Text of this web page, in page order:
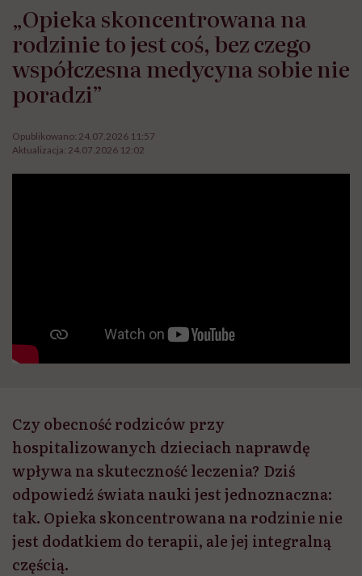
„Opieka skoncentrowana na
rodzinie to jest coś, bez czego
współczesna medycyna sobie nie
poradzi”
Opublikowano: 24.07.2026 11:57
Aktualizacja: 24.07.2026 12:02
Czy obecność rodziców przy
hospitalizowanych dzieciach naprawdę
wpływa na skuteczność leczenia? Dziś
odpowiedź świata nauki jest jednoznaczna:
tak. Opieka skoncentrowana na rodzinie nie
jest dodatkiem do terapii, ale jej integralną
częścią.